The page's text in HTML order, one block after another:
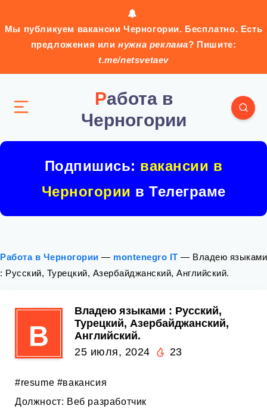
Мы публикуем вакансии Черногории. Бесплатно. Есть
предложения илинужна реклама? Пишите:
t.me/netsvetaev
Работа в
Черногории
Подпишись: вакансии в
Черногории в Телеграме
Работа в Черногории — montenegro IT — Владею языками
: Русский, Турецкий, Азербайджанский, Английский.
В
Владею языками : Русский,
Турецкий, Азербайджанский,
Английский.
25 июля, 2024
23
#resume #вакансия
Должност: Веб разработчик